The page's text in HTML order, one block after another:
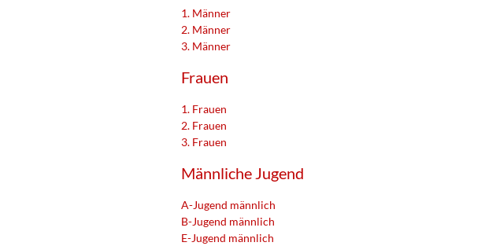
1. Männer
2. Männer
3. Männer
Frauen
1. Frauen
2. Frauen
3. Frauen
Männliche Jugend
A-Jugend männlich
B-Jugend männlich
E-Jugend männlich